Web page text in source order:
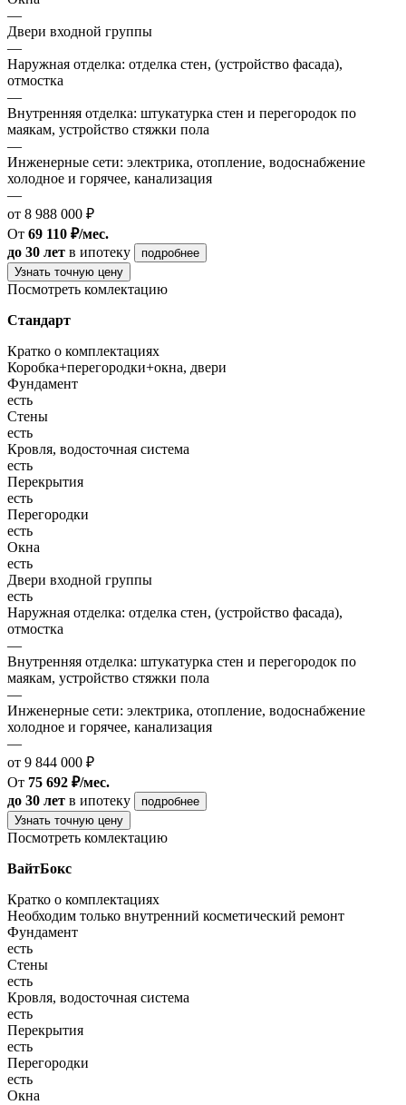
—
Двери входной группы
—
Наружная отделка: отделка стен, (устройство фасада),
отмостка
—
Внутренняя отделка: штукатурка стен и перегородок по
маякам, устройство стяжки пола
—
Инженерные сети: электрика, отопление, водоснабжение
холодное и горячее, канализация
—
от 8 988 000 ₽
От 69 110 ₽/мес.
до 30 лет в ипотеку
подробнее
Узнать точную цену
Посмотреть комлектацию
Стандарт
Кратко о комплектациях
Коробка+перегородки+окна, двери
Фундамент
есть
Стены
есть
Кровля, водосточная система
есть
Перекрытия
есть
Перегородки
есть
Окна
есть
Двери входной группы
есть
Наружная отделка: отделка стен, (устройство фасада),
отмостка
—
Внутренняя отделка: штукатурка стен и перегородок по
маякам, устройство стяжки пола
—
Инженерные сети: электрика, отопление, водоснабжение
холодное и горячее, канализация
—
от 9 844 000 ₽
От 75 692 ₽/мес.
до 30 лет в ипотеку
подробнее
Узнать точную цену
Посмотреть комлектацию
ВайтБокс
Кратко о комплектациях
Необходим только внутренний косметический ремонт
Фундамент
есть
Стены
есть
Кровля, водосточная система
есть
Перекрытия
есть
Перегородки
есть
Окна